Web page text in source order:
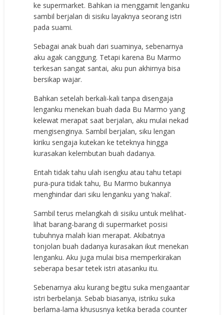
ke supermarket. Bahkan ia menggamit lenganku
sambil berjalan di sisiku layaknya seorang istri
pada suami.
Sebagai anak buah dari suaminya, sebenarnya
aku agak canggung. Tetapi karena Bu Marmo
terkesan sangat santai, aku pun akhirnya bisa
bersikap wajar.
Bahkan setelah berkali-kali tanpa disengaja
lenganku menekan buah dada Bu Marmo yang
kelewat merapat saat berjalan, aku mulai nekad
mengisenginya. Sambil berjalan, siku lengan
kiriku sengaja kutekan ke teteknya hingga
kurasakan kelembutan buah dadanya.
Entah tidak tahu ulah isengku atau tahu tetapi
pura-pura tidak tahu, Bu Marmo bukannya
menghindar dari siku lenganku yang ‘nakal’.
Sambil terus melangkah di sisiku untuk melihat-
lihat barang-barang di supermarket posisi
tubuhnya malah kian merapat. Akibatnya
tonjolan buah dadanya kurasakan ikut menekan
lenganku. Aku juga mulai bisa memperkirakan
seberapa besar tetek istri atasanku itu.
Sebenarnya aku kurang begitu suka mengaantar
istri berbelanja. Sebab biasanya, istriku suka
berlama-lama khususnya ketika berada counter